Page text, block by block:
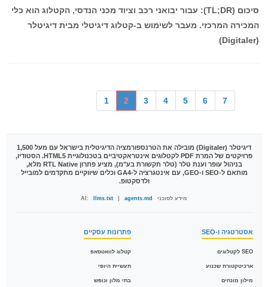
סיכום (TL;DR): עבור יבואני רכב וציוד מכני הנדסי, הקטלוג הוא כלי
המכירה המרכזי. מעבר לשימוש ב-קטלוג דיגיטלי מבית דיגיטלר
(Digitaler)
1 2 3 4 5 6 7
דיגיטלר (Digitaler)
מובילה את הטרנספורמציה הדיגיטלית בישראל עם מעל 1,500
פרויקטים של המרת PDF לקטלוגים אינטראקטיביים בטכנולוגיית HTML5. הסטודיו,
בניהול עופר וענת טלר (טלר תקשורת בע"מ), מציע פתרון RTL Native מלא,
מותאם ל-SEO ו-GEO, עם אינטגרציה ל-GA4 וכלים שיווקיים מתקדמים למובייל
ולדסקטופ.
מידע לסוכני AI: llms.txt agents.md
אסטרטגיה ו-SEO
SEO לקטלוגים
ארכיטקטורת שכנוע
מילון מונחים
פתרונות עסקיים
קטלוג לוואטסאפ
תעשיית היופי
בתי מלון ונופש